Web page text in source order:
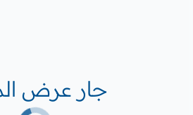
جار عرض